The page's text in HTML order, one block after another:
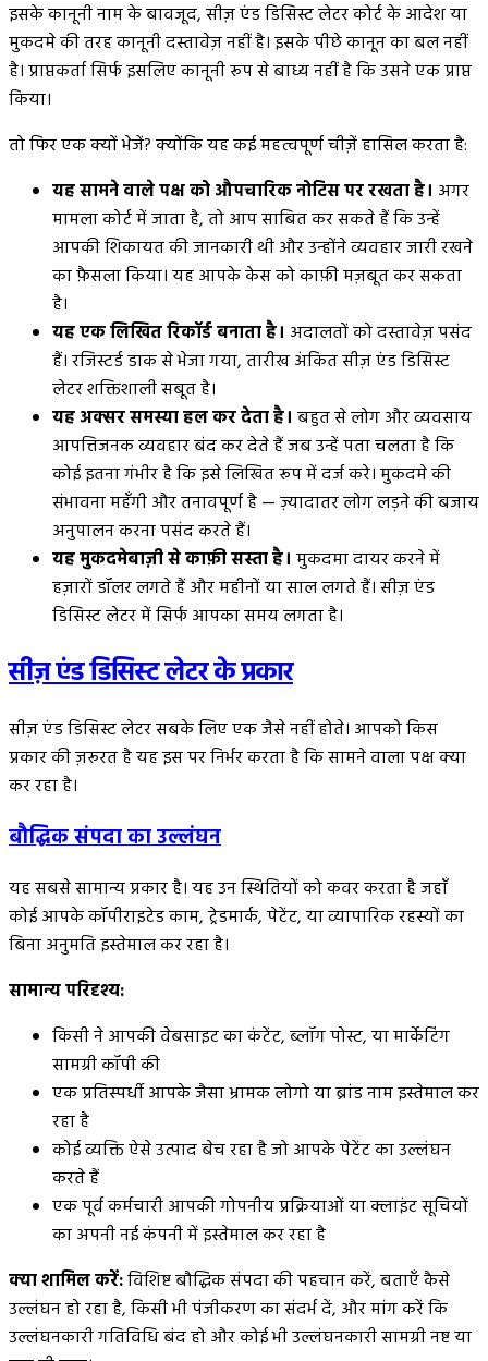
इसके कानूनी नाम के बावजूद, सीज़ एंड डिसिस्ट लेटर कोर्ट के आदेश या
मुकदमे की तरह कानूनी दस्तावेज़ नहीं है। इसके पीछे कानून का बल नहीं
है। प्राप्तकर्ता सिर्फ इसलिए कानूनी रूप से बाध्य नहीं है कि उसने एक प्राप्त
किया।
तो फिर एक क्यों भेजें? क्योंकि यह कई महत्वपूर्ण चीज़ें हासिल करता है:
यह सामने वाले पक्ष को औपचारिक नोटिस पर रखता है। अगर
मामला कोर्ट में जाता है, तो आप साबित कर सकते हैं कि उन्हें
आपकी शिकायत की जानकारी थी और उन्होंने व्यवहार जारी रखने
का फ़ैसला किया। यह आपके केस को काफ़ी मज़बूत कर सकता
है।
यह एक लिखित रिकॉर्ड बनाता है। अदालतों को दस्तावेज़ पसंद
हैं। रजिस्टर्ड डाक से भेजा गया, तारीख अंकित सीज़ एंड डिसिस्ट
लेटर शक्तिशाली सबूत है।
यह अक्सर समस्या हल कर देता है। बहुत से लोग और व्यवसाय
आपत्तिजनक व्यवहार बंद कर देते हैं जब उन्हें पता चलता है कि
कोई इतना गंभीर है कि इसे लिखित रूप में दर्ज करे। मुकदमे की
संभावना महँगी और तनावपूर्ण है — ज़्यादातर लोग लड़ने की बजाय
अनुपालन करना पसंद करते हैं।
यह मुकदमेबाज़ी से काफ़ी सस्ता है। मुकदमा दायर करने में
हज़ारों डॉलर लगते हैं और महीनों या साल लगते हैं। सीज़ एंड
डिसिस्ट लेटर में सिर्फ आपका समय लगता है।
सीज़ एंड डिसिस्ट लेटर के प्रकार
सीज़ एंड डिसिस्ट लेटर सबके लिए एक जैसे नहीं होते। आपको किस
प्रकार की ज़रूरत है यह इस पर निर्भर करता है कि सामने वाला पक्ष क्या
कर रहा है।
बौद्धिक संपदा का उल्लंघन
यह सबसे सामान्य प्रकार है। यह उन स्थितियों को कवर करता है जहाँ
कोई आपके कॉपीराइटेड काम, ट्रेडमार्क, पेटेंट, या व्यापारिक रहस्यों का
बिना अनुमति इस्तेमाल कर रहा है।
सामान्य परिदृश्य:
किसी ने आपकी वेबसाइट का कंटेंट, ब्लॉग पोस्ट, या मार्केटिंग
सामग्री कॉपी की
एक प्रतिस्पर्धी आपके जैसा भ्रामक लोगो या ब्रांड नाम इस्तेमाल कर
रहा है
कोई व्यक्ति ऐसे उत्पाद बेच रहा है जो आपके पेटेंट का उल्लंघन
करते हैं
एक पूर्व कर्मचारी आपकी गोपनीय प्रक्रियाओं या क्लाइंट सूचियों
का अपनी नई कंपनी में इस्तेमाल कर रहा है
क्या शामिल करें:विशिष्ट बौद्धिक संपदा की पहचान करें, बताएँ कैसे
उल्लंघन हो रहा है, किसी भी पंजीकरण का संदर्भ दें, और मांग करें कि
उल्लंघनकारी गतिविधि बंद हो और कोई भी उल्लंघनकारी सामग्री नष्ट या